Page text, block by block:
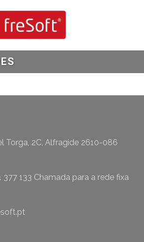
Torga, 2C, Alfragide 2610-086
377 133 Chamada para a rede fixa